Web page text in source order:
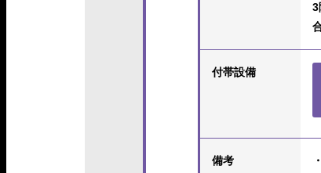
3
付帯設備
備考